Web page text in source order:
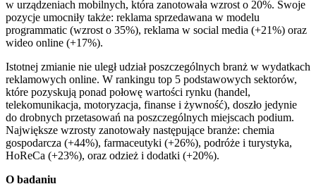
w urządzeniach mobilnych, która zanotowała wzrost o 20%. Swoje
pozycje umocniły także: reklama sprzedawana w modelu
programmatic (wzrost o 35%), reklama w social media (+21%) oraz
wideo online (+17%).
Istotnej zmianie nie uległ udział poszczególnych branż w wydatkach
reklamowych online. W rankingu top 5 podstawowych sektorów,
które pozyskują ponad połowę wartości rynku (handel,
telekomunikacja, motoryzacja, finanse i żywność), doszło jedynie
do drobnych przetasowań na poszczególnych miejscach podium.
Największe wzrosty zanotowały następujące branże: chemia
gospodarcza (+44%), farmaceutyki (+26%), podróże i turystyka,
HoReCa (+23%), oraz odzież i dodatki (+20%).
O badaniu